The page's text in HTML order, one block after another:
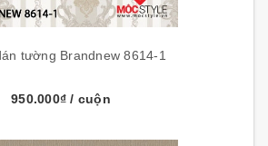
tường Brandnew 8614-1
950.000₫/ cuộn